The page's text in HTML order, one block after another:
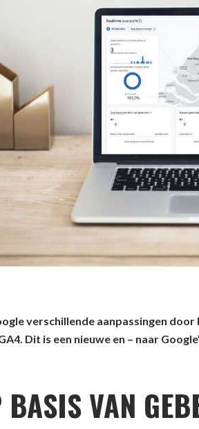
verschillende aanpassingen
Dit is een nieuwe en – naar
VAN